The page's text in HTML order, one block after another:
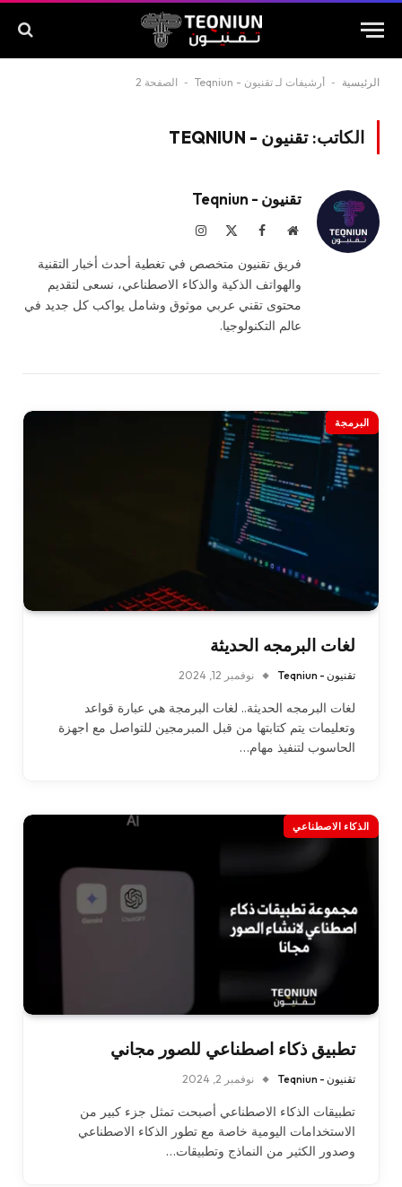
الرئيسية - أرشيفات لـ تقنيون - Teqniun - الصفحة 2
الكاتب:تقنيون - TEQNIUN
تقنيون - Teqniun
موقعفيسبوك الانستغرام
فريق تقنيون متخصص في تغطية أحدث أخبار التقنية
والهواتف الذكية والذكاء الاصطناعي، نسعى لتقديم
محتوى تقني عربي موثوق وشامل يواكب كل جديد في
عالم التكنولوجيا.
البرمجة
لغات البرمجه الحديثة
تقنيون - Teqniun نوفمبر 12, 2024
لغات البرمجه الحديثة.. لغات البرمجة هي عبارة قواعد
وتعليمات يتم كتابتها من قبل المبرمجين للتواصل مع اجهزة
الحاسوب لتنفيذ مهام…
الذكاء الاصطناعي
تطبيق ذكاء اصطناعي للصور مجاني
تقنيون - Teqniun نوفمبر 2, 2024
تطبيقات الذكاء الاصطناعي أصبحت تمثل جزء كبير من
الاستخدامات اليومية خاصة مع تطور الذكاء الاصطناعي
وصدور الكثير من النماذج وتطبيقات…